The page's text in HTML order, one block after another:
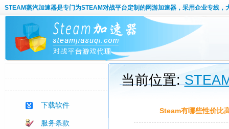
STEAM蒸汽加速器是专门为STEAM对战平台定制的网游加速器，采用企业专线，
下载软件
服务条款
当前位置:
Steam有哪些性价比